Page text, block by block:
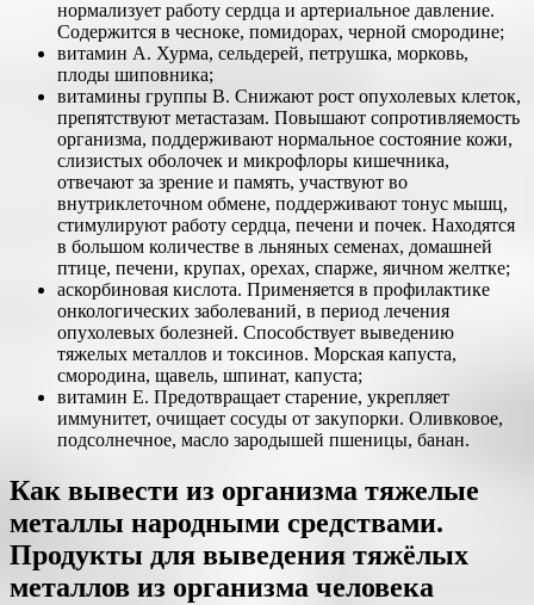
нормализует работу сердца и артериальное давление.
Содержится в чесноке, помидорах, черной смородине;
витамин А. Хурма, сельдерей, петрушка, морковь,
плоды шиповника;
витамины группы В. Снижают рост опухолевых клеток,
препятствуют метастазам. Повышают сопротивляемость
организма, поддерживают нормальное состояние кожи,
слизистых оболочек и микрофлоры кишечника,
отвечают за зрение и память, участвуют во
внутриклеточном обмене, поддерживают тонус мышц,
стимулируют работу сердца, печени и почек. Находятся
в большом количестве в льняных семенах, домашней
птице, печени, крупах, орехах, спарже, яичном желтке;
аскорбиновая кислота. Применяется в профилактике
онкологических заболеваний, в период лечения
опухолевых болезней. Способствует выведению
тяжелых металлов и токсинов. Морская капуста,
смородина, щавель, шпинат, капуста;
витамин Е. Предотвращает старение, укрепляет
иммунитет, очищает сосуды от закупорки. Оливковое,
подсолнечное, масло зародышей пшеницы, банан.
Как вывести из организма тяжелые
металлы народными средствами.
Продукты для выведения тяжёлых
металлов из организма человека